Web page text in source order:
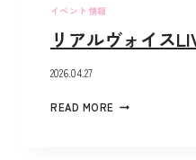
イベント情報
リアルヴォイス
2026.04.27
READ MORE